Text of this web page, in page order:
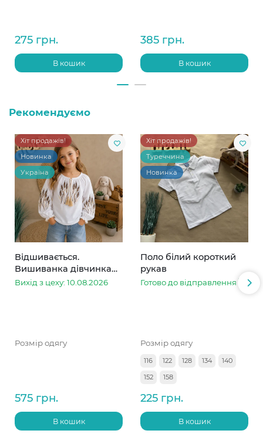
275 грн.
В кошик
385 грн.
В кошик
Рекомендуємо
Хіт продажів!
Новинка
Україна
Відшивається.
Вишиванка дівчинка
колоски
Вихід з цеху: 10.08.2026
Розмір одягу
575 грн.
В кошик
Хіт продажів!
Туреччина
Новинка
Поло білий короткий
рукав
Готово до відправлення
Розмір одягу
116 122 128 134
140
152
158
225 грн.
В кошик